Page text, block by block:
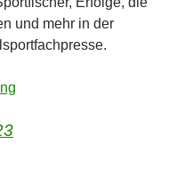
und mehr in der